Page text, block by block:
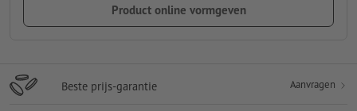
Product online vormgeven
Beste prijs-garantie Aanvragen